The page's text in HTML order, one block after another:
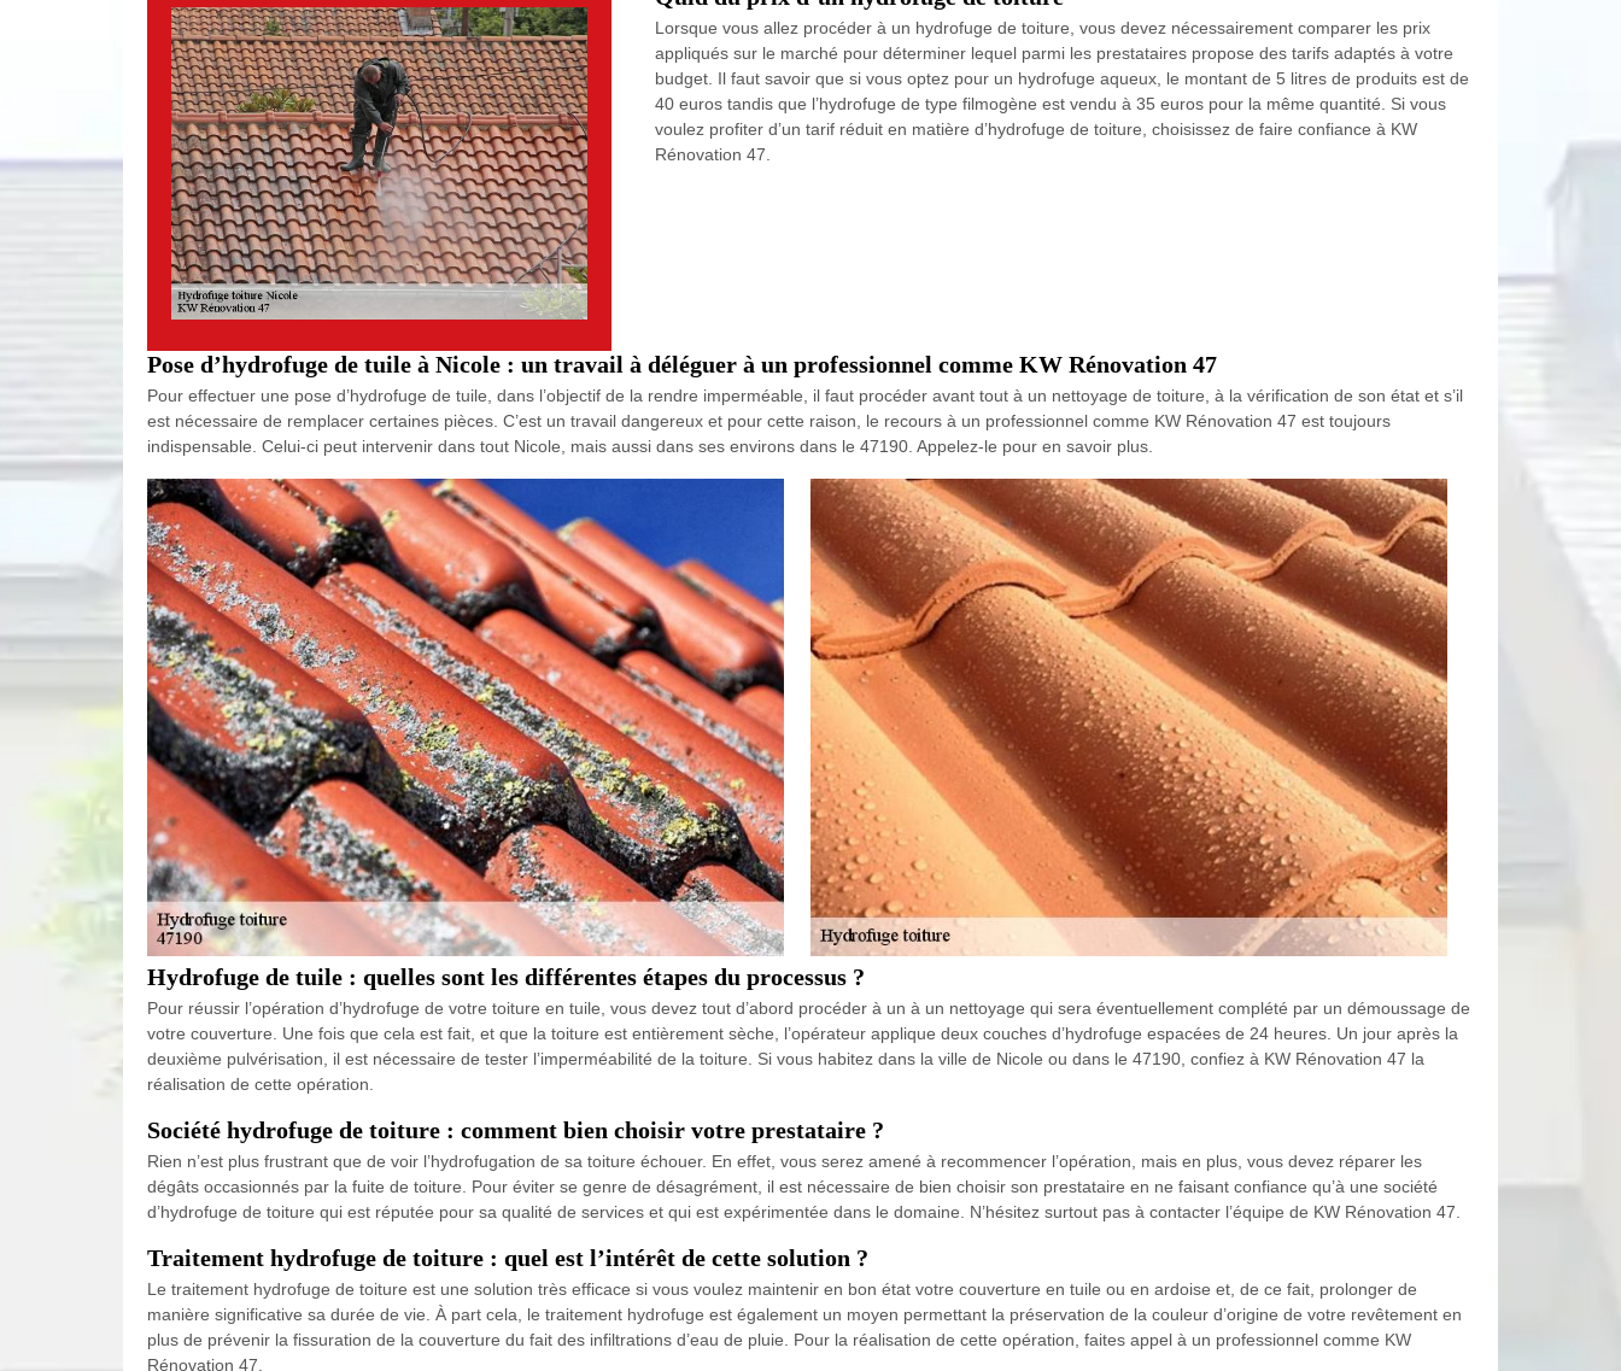
Lorsque vous allez procéder à un hydrofuge de toiture, vous devez nécessairement comparer les prix
appliqués sur le marché pour déterminer lequel parmi les prestataires propose des tarifs adaptés à votre
budget. Il faut savoir que si vous optez pour un hydrofuge aqueux, le montant de 5 litres de produits est de
40 euros tandis que l’hydrofuge de type filmogène est vendu à 35 euros pour la même quantité. Si vous
voulez profiter d’un tarif réduit en matière d’hydrofuge de toiture, choisissez de faire confiance à KW
Rénovation 47.
Pose d’hydrofuge de tuile à Nicole : un travail à déléguer à un professionnel comme KW Rénovation 47
Pour effectuer une pose d’hydrofuge de tuile, dans l’objectif de la rendre imperméable, il faut procéder avant tout à un nettoyage de toiture, à la vérification de son état et s’il
est nécessaire de remplacer certaines pièces. C’est un travail dangereux et pour cette raison, le recours à un professionnel comme KW Rénovation 47 est toujours
indispensable. Celui-ci peut intervenir dans tout Nicole, mais aussi dans ses environs dans le 47190. Appelez-le pour en savoir plus.
Hydrofuge de tuile : quelles sont les différentes étapes du processus ?
Pour réussir l’opération d’hydrofuge de votre toiture en tuile, vous devez tout d’abord procéder à un à un nettoyage qui sera éventuellement complété par un démoussage de
votre couverture. Une fois que cela est fait, et que la toiture est entièrement sèche, l’opérateur applique deux couches d’hydrofuge espacées de 24 heures. Un jour après la
deuxième pulvérisation, il est nécessaire de tester l’imperméabilité de la toiture. Si vous habitez dans la ville de Nicole ou dans le 47190, confiez à KW Rénovation 47 la
réalisation de cette opération.
Société hydrofuge de toiture : comment bien choisir votre prestataire ?
Rien n’est plus frustrant que de voir l’hydrofugation de sa toiture échouer. En effet, vous serez amené à recommencer l’opération, mais en plus, vous devez réparer les
dégâts occasionnés par la fuite de toiture. Pour éviter se genre de désagrément, il est nécessaire de bien choisir son prestataire en ne faisant confiance qu’à une société
d’hydrofuge de toiture qui est réputée pour sa qualité de services et qui est expérimentée dans le domaine. N’hésitez surtout pas à contacter l’équipe de KW Rénovation 47.
Traitement hydrofuge de toiture : quel est l’intérêt de cette solution ?
Le traitement hydrofuge de toiture est une solution très efficace si vous voulez maintenir en bon état votre couverture en tuile ou en ardoise et, de ce fait, prolonger de
manière significative sa durée de vie. À part cela, le traitement hydrofuge est également un moyen permettant la préservation de la couleur d’origine de votre revêtement en
plus de prévenir la fissuration de la couverture du fait des infiltrations d’eau de pluie. Pour la réalisation de cette opération, faites appel à un professionnel comme KW
Rénovation 47.